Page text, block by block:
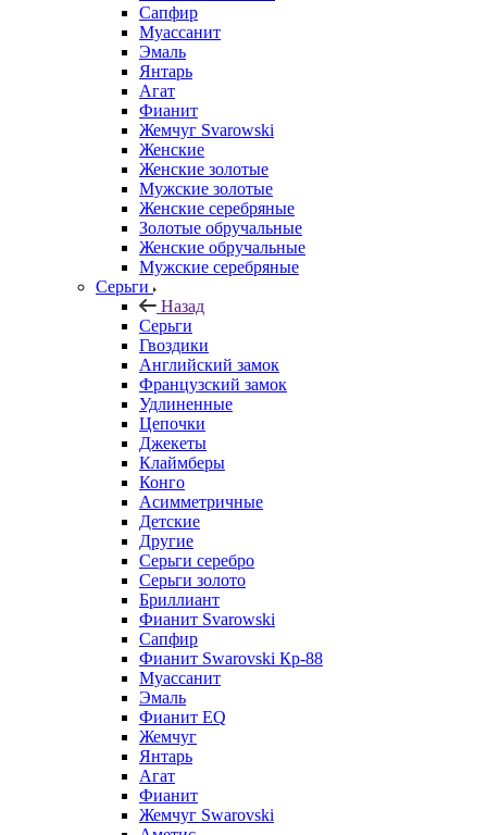
Сапфир
Муассанит
Эмаль
Янтарь
Агат
Фианит
Жемчуг Svarowski
Женские
Женские золотые
Мужские золотые
Женские серебряные
Золотые обручальные
Женские обручальные
Мужские серебряные
Серьги
Назад
Серьги
Гвоздики
Английский замок
Французский замок
Удлиненные
Цепочки
Джекеты
Клаймберы
Конго
Асимметричные
Детские
Другие
Серьги серебро
Серьги золото
Бриллиант
Фианит Svarowski
Сапфир
Фианит Swarovski Кр-88
Муассанит
Эмаль
Фианит EQ
Жемчуг
Янтарь
Агат
Фианит
Жемчуг Swarovski